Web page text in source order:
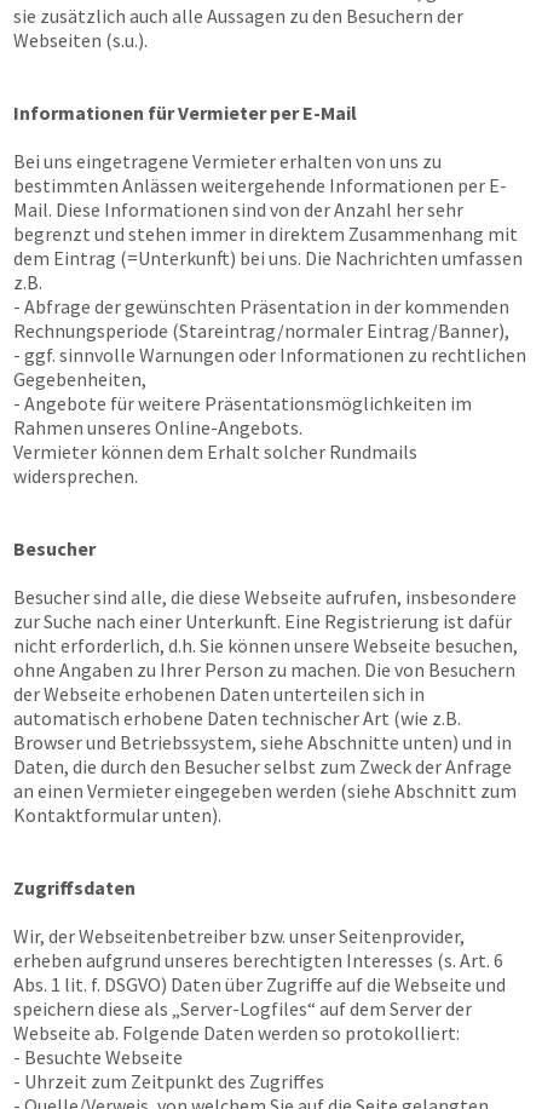
sie zusätzlich auch alle Aussagen zu den Besuchern der
Webseiten (s.u.).
Informationen für Vermieter per E-Mail
Bei uns eingetragene Vermieter erhalten von uns zu
bestimmten Anlässen weitergehende Informationen per E-
Mail. Diese Informationen sind von der Anzahl her sehr
begrenzt und stehen immer in direktem Zusammenhang mit
dem Eintrag (=Unterkunft) bei uns. Die Nachrichten umfassen
z.B.
- Abfrage der gewünschten Präsentation in der kommenden
Rechnungsperiode (Stareintrag/normaler Eintrag/Banner),
- ggf. sinnvolle Warnungen oder Informationen zu rechtlichen
Gegebenheiten,
- Angebote für weitere Präsentationsmöglichkeiten im
Rahmen unseres Online-Angebots.
Vermieter können dem Erhalt solcher Rundmails
widersprechen.
Besucher
Besucher sind alle, die diese Webseite aufrufen, insbesondere
zur Suche nach einer Unterkunft. Eine Registrierung ist dafür
nicht erforderlich, d.h. Sie können unsere Webseite besuchen,
ohne Angaben zu Ihrer Person zu machen. Die von Besuchern
der Webseite erhobenen Daten unterteilen sich in
automatisch erhobene Daten technischer Art (wie z.B.
Browser und Betriebssystem, siehe Abschnitte unten) und in
Daten, die durch den Besucher selbst zum Zweck der Anfrage
an einen Vermieter eingegeben werden (siehe Abschnitt zum
Kontaktformular unten).
Zugriffsdaten
Wir, der Webseitenbetreiber bzw. unser Seitenprovider,
erheben aufgrund unseres berechtigten Interesses (s. Art. 6
Abs. 1 lit. f. DSGVO) Daten über Zugriffe auf die Webseite und
speichern diese als „Server-Logfiles“ auf dem Server der
Webseite ab. Folgende Daten werden so protokolliert:
- Besuchte Webseite
- Uhrzeit zum Zeitpunkt des Zugriffes